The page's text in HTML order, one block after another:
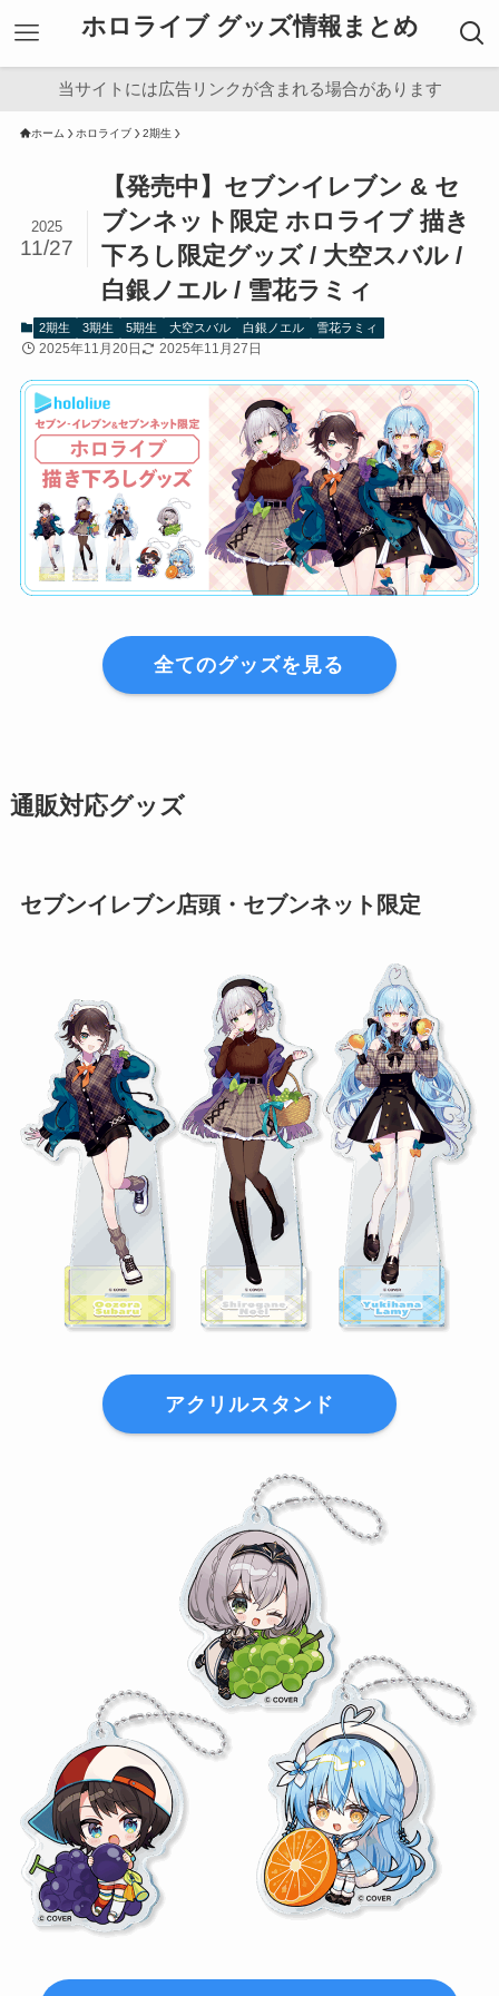
ホロライブ グッズ情報まとめ
当サイトには広告リンクが含まれる場合があります
ホーム ホロライブ 2期生
【発売中】セブンイレブン & セ
ブンネット限定 ホロライブ 描き
下ろし限定グッズ / 大空スバル /
白銀ノエル / 雪花ラミィ
2025
11/27
2期生 3期生 5期生 大空スバル 白銀ノエル 雪花ラミィ
2025年11月20日 2025年11月27日
全てのグッズを見る
通販対応グッズ
セブンイレブン店頭・セブンネット限定
アクリルスタンド